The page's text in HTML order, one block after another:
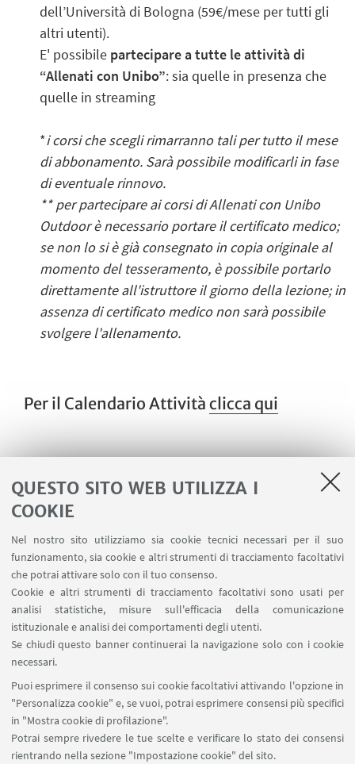
QUESTO SITO WEB UTILIZZA I
COOKIE
Nel nostro sito utilizziamo sia cookie tecnici necessari per il suo
funzionamento, sia cookie e altri strumenti di tracciamento facoltativi
che potrai attivare solo con il tuo consenso.
Cookie e altri strumenti di tracciamento facoltativi sono usati per
analisi statistiche, misure sull'efficacia della comunicazione
istituzionale e analisi dei comportamenti degli utenti.
Se chiudi questo banner continuerai la navigazione solo con i cookie
necessari.
Puoi esprimere il consenso sui cookie facoltativi attivando l'opzione in
"Personalizza cookie" e, se vuoi, potrai esprimere consensi più specifici
in "Mostra cookie di profilazione".
Potrai sempre rivedere le tue scelte e verificare lo stato dei consensi
rientrando nella sezione "Impostazione cookie" del sito.
dell’Università di Bologna (59€/mese per tutti gli
altri utenti).
E' possibile partecipare a tutte le attività di
“Allenati con Unibo”: sia quelle in presenza che
quelle in streaming
*i corsi che scegli rimarranno tali per tutto il mese
di abbonamento. Sarà possibile modificarli in fase
di eventuale rinnovo.
** per partecipare ai corsi di Allenati con Unibo
Outdoor è necessario portare il certificato medico;
se non lo si è già consegnato in copia originale al
momento del tesseramento, è possibile portarlo
direttamente all'istruttore il giorno della lezione; in
assenza di certificato medico non sarà possibile
svolgere l'allenamento.
Per il Calendario Attività clicca qui
Scrivi una mail
IN EVIDENZA
Descrizione allenamenti - Allenati con Unibo
[ .pdf 1256Kb ]